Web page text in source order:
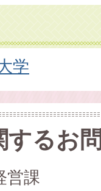
学
するお
営課